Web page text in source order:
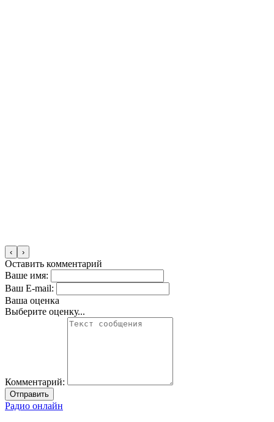
‹ ›
Оставить комментарий
Ваше имя:
Ваш E-mail:
Ваша оценка
Выберите оценку...
Комментарий:
Отправить
Радио онлайн